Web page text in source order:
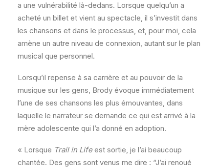
a une vulnérabilité là-dedans. Lorsque quelqu’un a
acheté un billet et vient au spectacle, il s’investit dans
les chansons et dans le processus, et, pour moi, cela
amène un autre niveau de connexion, autant sur le plan
musical que personnel.
Lorsqu’il repense à sa carrière et au pouvoir de la
musique sur les gens, Brody évoque immédiatement
l’une de ses chansons les plus émouvantes, dans
laquelle le narrateur se demande ce qui est arrivé à la
mère adolescente qui l’a donné en adoption.
« Lorsque Trail in Lifeest sortie, je l’ai beaucoup
chantée. Des gens sont venus me dire : “J’ai renoué